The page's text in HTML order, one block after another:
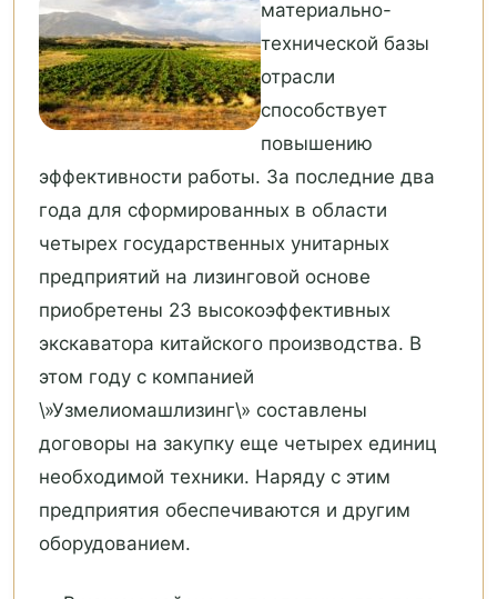
материально-
технической базы
отрасли
способствует
повышению
эффективности работы. За последние два
года для сформированных в области
четырех государственных унитарных
предприятий на лизинговой основе
приобретены 23 высокоэффективных
экскаватора китайского производства. В
этом году с компанией
\»Узмелиомашлизинг\» составлены
договоры на закупку еще четырех единиц
необходимой техники. Наряду с этим
предприятия обеспечиваются и другим
оборудованием.